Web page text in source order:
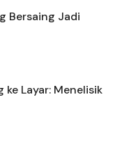
Bersaing Jadi
ke Layar: Menelisik